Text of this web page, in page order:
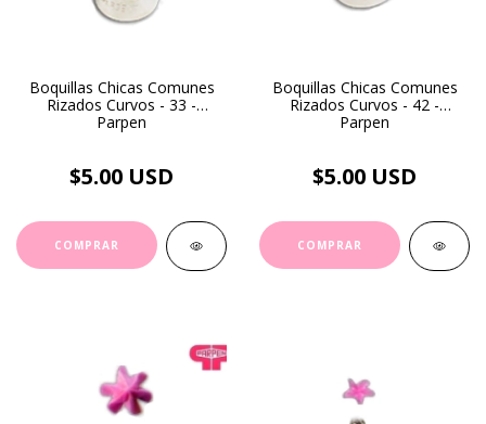
Boquillas Chicas Comunes
Rizados Curvos - 33 -
Parpen
$5.00 USD
Boquillas Chicas Comunes
Rizados Curvos - 42 -
Parpen
$5.00 USD